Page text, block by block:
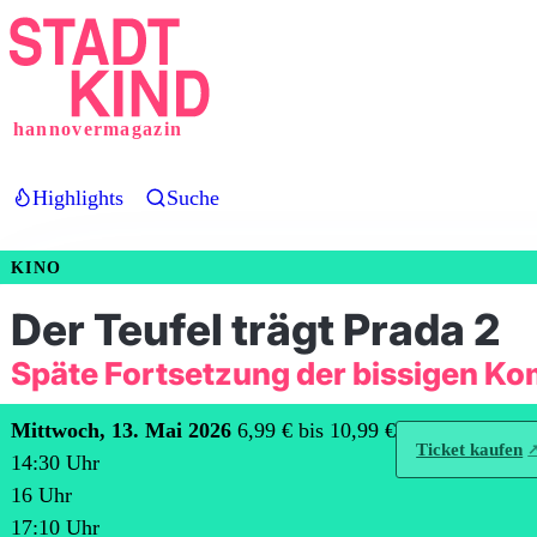
Direkt
zum
hannovermagazin
Highlights Suche
KINO
Der Teufel trägt Prada 2
Späte Fortsetzung der bissigen
Mittwoch, 13. Mai 2026
14:30 Uhr
16 Uhr
17:10 Uhr
6,99 € bis 10,99 €
Ticket kaufen